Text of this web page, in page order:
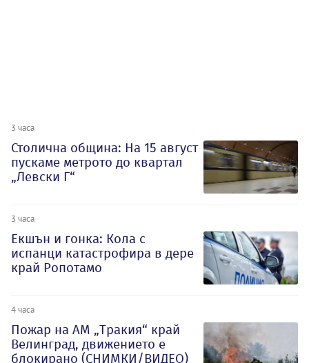
3 часа
Столична община: На 15 август
пускаме метрото до квартал
„Левски Г“
3 часа
Екшън и гонка: Кола с
испанци катастрофира в дере
край Ропотамо
4 часа
Пожар на АМ „Тракия“ край
Велинград, движението е
блокирано (СНИМКИ/ВИДЕО)